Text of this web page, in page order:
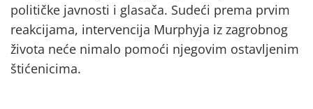
političke javnosti i glasača. Sudeći prema prvim
reakcijama, intervencija Murphyja iz zagrobnog
života neće nimalo pomoći njegovim ostavljenim
štićenicima.